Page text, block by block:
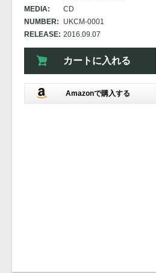
MEDIA:
CD
NUMBER:
UKCM-0001
RELEASE: 2016.09.07
カートに入れる
Amazonで購入する